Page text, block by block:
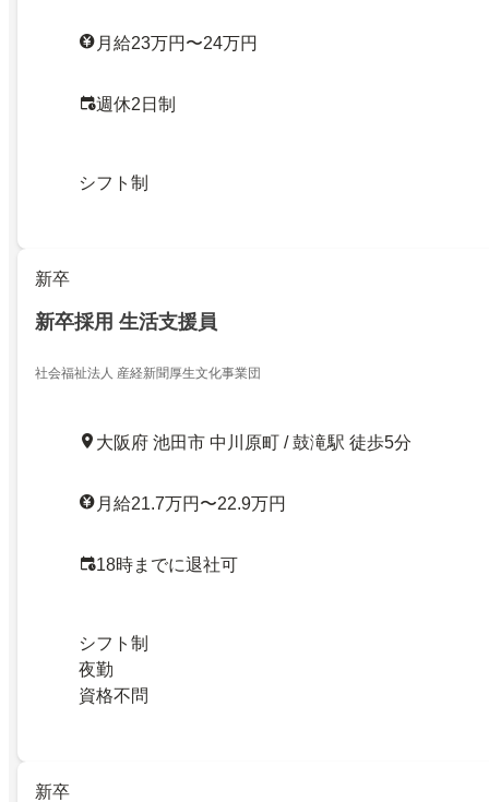
月給23万円〜24万円
週休2日制
シフト制
新卒
新卒採用 生活支援員
社会福祉法人 産経新聞厚生文化事業団
大阪府 池田市 中川原町 / 鼓滝駅 徒歩5分
月給21.7万円〜22.9万円
18時までに退社可
シフト制
夜勤
資格不問
新卒